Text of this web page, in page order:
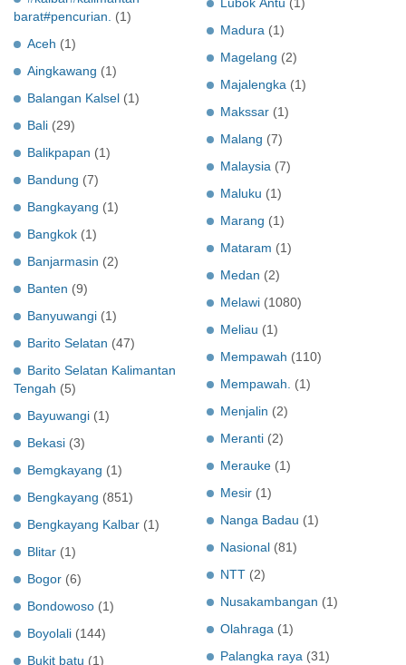
barat#pencurian.
(1)
Aceh (1)
Aingkawang (1)
Balangan Kalsel (1)
Bali (29)
Balikpapan (1)
Bandung (7)
Bangkayang (1)
Bangkok (1)
Banjarmasin (2)
Banten (9)
Banyuwangi (1)
Barito Selatan (47)
Barito Selatan Kalimantan
Tengah (5)
Bayuwangi (1)
Bekasi (3)
Bemgkayang (1)
Bengkayang (851)
Bengkayang Kalbar (1)
Blitar (1)
Bogor (6)
Bondowoso (1)
Boyolali (144)
Bukit batu (1)
Madura (1)
Magelang (2)
Majalengka (1)
Makssar (1)
Malang (7)
Malaysia (7)
Maluku (1)
Marang (1)
Mataram (1)
Medan (2)
Melawi (1080)
Meliau (1)
Mempawah (110)
Mempawah.
(1)
Menjalin (2)
Meranti (2)
Merauke (1)
Mesir (1)
Nanga Badau (1)
Nasional (81)
NTT (2)
Nusakambangan (1)
Olahraga (1)
Palangka raya (31)